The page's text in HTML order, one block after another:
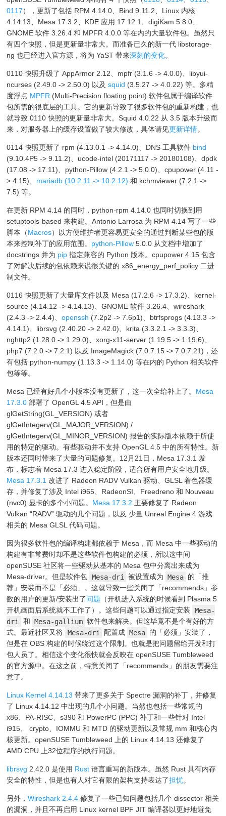
0117），更新了包括 RPM 4.14.0、Bind 9.11.2、Linux 内核
4.14.13、Mesa 17.3.2、KDE 应用 17.12.1、digiKam 5.8.0、
GNOME 软件 3.26.4 和 MPFR 4.0.0 等在内的大量软件包。虽然只
有四个快照，但是更新量非常大。而准备已久的新一代 libstorage-
ng 也已经进入官方源，将为 YaST 带来深刻的变化。
0110 快照升级了 AppArmor 2.12、mpfr (3.1.6 -> 4.0.0)、libyui-
ncurses (2.49.0 -> 2.50.0) 以及squid (3.5.27 -> 4.0.22) 等。多精
度浮点 MPFR (Multi-Precision floating point) 软件包属于编译软件
包所需的很底层的工具。它的更新导致了很多软件包的重新构建，也
就导致 0110 快照的更新量非常大。Squid 4.0.22 从 3.5 版本升级而
来，对服务器上的缓存设置做了较大修改，具体请见更新详情。
0114 快照更新了 rpm (4.13.0.1 -> 4.14.0)、DNS 工具软件 bind
(9.10.4P5 -> 9.11.2)、ucode-intel (20171117 -> 20180108)、dpdk
(17.08 -> 17.11)、python-Pillow (4.2.1 -> 5.0.0)、cpupower (4.11 -
> 4.15)、 mariadb (10.2.11 -> 10.2.12) 和 kchmviewer (7.2.1 ->
7.5) 等。
在更新 RPM 4.14 的同时，python-rpm 4.14.0 也同时切换到用
setuptools-based 来构建。Antonio Larrosa 为 RPM 4.14 写了一些
脚本（Macros）以方便维护者更容易更安全的通过判断某些包的版
本来控制补丁的应用范围。 python-Pillow 5.0.0 从文档中增加了
docstrings 并为 pip 指定兼容的 Python 版本。cpupower 4.15 包含
了对解决后续的包依赖来说很关键的 x86_energy_perf_policy 二进
制文件。
0116 快照更新了大量库文件以及 Mesa (17.2.6 -> 17.3.2)、kernel-
source (4.14.12 -> 4.14.13)、GNOME 软件 3.26.4、wireshark
(2.4.3 -> 2.4.4)、openssh (7.2p2 -> 7.6p1)、btrfsprogs (4.13.3 ->
4.14.1)、librsvg (2.40.20 -> 2.42.0)、krita (3.3.2.1 -> 3.3.3)、
nghttp2 (1.28.0 -> 1.29.0)、xorg-x11-server (1.19.5 -> 1.19.6)、
php7 (7.2.0 -> 7.2.1) 以及 ImageMagick (7.0.7.15 -> 7.0.7.21)，还
有包括 python-numpy (1.13.3 -> 1.14.0) 等在内的 Python 相关软件
包等等。
Mesa 已经有好几个小版本没有更新了，这一次全给补上了。 Mesa
17.3.0 部署了 OpenGL 4.5 API，但是由
glGetString(GL_VERSION) 或者
glGetIntegerv(GL_MAJOR_VERSION) /
glGetIntegerv(GL_MINOR_VERSION) 报告的实际版本依赖于所使
用的特定的驱动。有些驱动并不支持 OpenGL 4.5 中的所有特性。新
版本还同时带来了大量的问题修复。12月21日，Mesa 17.3.1 发
布，标志着 Mesa 17.3 进入稳定阶段，适合所有用户安全地升级。
Mesa 17.3.1 改进了 Radeon RADV Vulkan 驱动、GLSL 着色器缓
存，并修复了涉及 Intel i965、RadeonSI、Freedreno 和 Nouveau
(nvc0) 显卡的多个小问题。 Mesa 17.3.2 主要修复了 Radeon
Vulkan “RADV” 驱动的几个问题，以及 少量 Unreal Engine 4 游戏
相关的 Mesa GLSL 代码问题。
因为很多软件包的编译构建都依赖于 Mesa，而 Mesa 中一些驱动的
构建有非常费时却不是这些软件包构建的必须，所以这中间
openSUSE 社区将一些驱动从基本的 Mesa 包中分离出来成为
Mesa-driver。但是软件包 Mesa-dri 被设置成为 Mesa 的「推
荐」安装而不是「必须」。这就导致一些关闭了「recommends」参
数的用户的更新/安装出了问题 （开机进入系统的时候看到 Plasma 5
开机画面后系统就不工作了）。这些问题可以通过指定安装
Mesa-
dri
和 Mesa-gallium 软件包来解决。但这毕竟不是个有好的方
式。最近社区又将 Mesa-dri 配置成 Mesa 的「必须」安装了，
但是在 OBS 构建的时候绕过这个限制。也就是把问题留给开发和打
包人员了。相信这个变化很快就会反映在 openSUSE Tumbleweed
的官方源中。在这之前，特意关闭了「recommends」的朋友需要注
意了。
Linux Kernel 4.14.13 带来了更多关于 Spectre 漏洞的补丁，并修复
了 Linux 4.14.12 中出现的几个小问题。当然也包括一些常规的
x86、PA-RISC、s390 和 PowerPC (PPC) 补丁和一些针对 Intel
i915、 crypto、IOMMU 和 MTD 的驱动更新以及常规 mm 和核心内
核更新。openSUSE Tumbleweed 上的 Linux 4.14.13 还修复了
AMD CPU 上32位程序的执行问题。
librsvg 2.42.0 是使用 Rust 语言重写的新版本。虽然 Rust 具有内存
安全的特性，但是也有人对它有限的架构支持表达了担忧。
另外，Wireshark 2.4.4 修复了一些已知问题包括几个 dissector 相关
的漏洞，并且不再启用 Linux kernel BPF JIT 编译器以更好地避免